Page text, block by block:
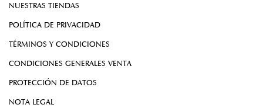
NUESTRAS TIENDAS
POLÍTICA DE PRIVACIDAD
TÉRMINOS Y CONDICIONES
CONDICIONES GENERALES VENTA
PROTECCIÓN DE DATOS
NOTA LEGAL